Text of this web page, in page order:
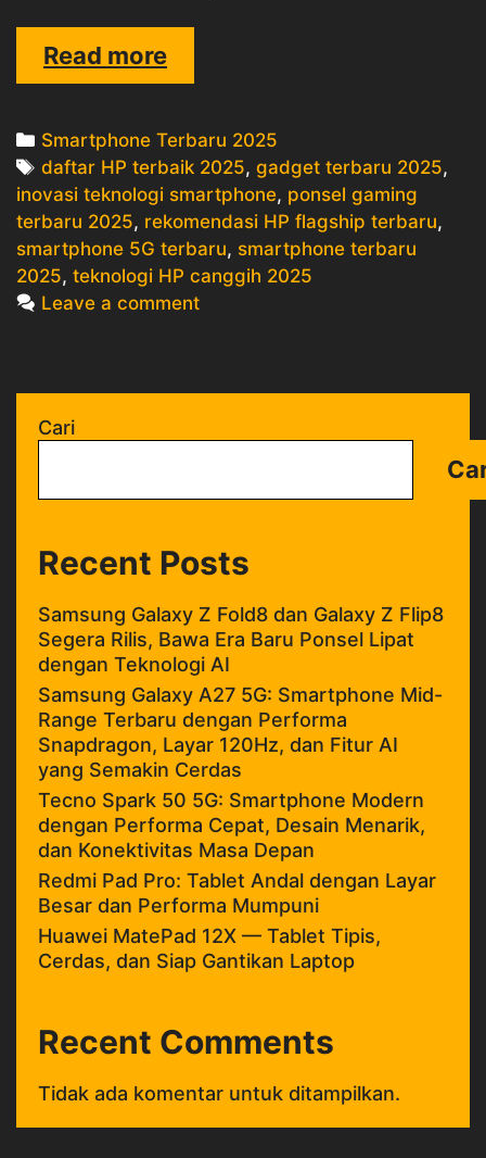
Read moreSmartphone
Terbaru
Teknologi
Paling
Canggih
yang
Wajib
Dimiliki
Categories
Smartphone Terbaru 2025
Tags
daftar HP terbaik 2025,gadget terbaru 2025,
inovasi teknologi smartphone, ponsel gaming
terbaru 2025, rekomendasi HP flagship terbaru,
smartphone 5G terbaru, smartphone terbaru
2025, teknologi HP canggih 2025
Leave a comment
Cari
Recent Posts
Samsung Galaxy Z Fold8 dan Galaxy Z Flip8
Segera Rilis, Bawa Era Baru Ponsel Lipat
dengan Teknologi AI
Samsung Galaxy A27 5G: Smartphone Mid-
Range Terbaru dengan Performa
Snapdragon, Layar 120Hz, dan Fitur AI
yang Semakin Cerdas
Tecno Spark 50 5G: Smartphone Modern
dengan Performa Cepat, Desain Menarik,
dan Konektivitas Masa Depan
Redmi Pad Pro: Tablet Andal dengan Layar
Besar dan Performa Mumpuni
Huawei MatePad 12X — Tablet Tipis,
Cerdas, dan Siap Gantikan Laptop
Recent Comments
Tidak ada komentar untuk ditampilkan.